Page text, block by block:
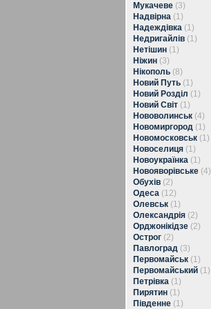
Мукачеве (3)
Надвірна (1)
Надеждівка (1)
Недригайлів (1)
Нетішин (1)
Ніжин (3)
Нікополь (8)
Новий Путь (1)
Новий Розділ (1)
Новий Світ (1)
Нововолинськ (4)
Новомиргород (1)
Новомосковськ (1)
Новоселиця (1)
Новоукраїнка (1)
Новояворівське (4)
Обухів (2)
Одеса (12)
Олевськ (1)
Олександрія (2)
Орджонікідзе (2)
Острог (2)
Павлоград (3)
Первомайськ (1)
Первомайський (1)
Петрівка (1)
Пирятин (1)
Південне (1)